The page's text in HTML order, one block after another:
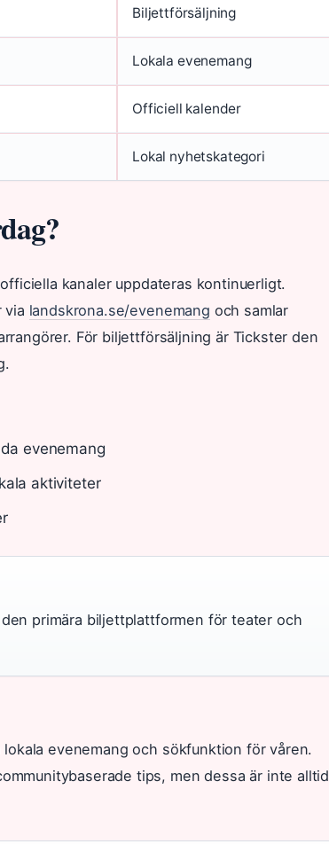
Biljettförsäljning
Lokala evenemang
Officiell kalender
Lokal nyhetskategori
kanaler uppdateras kontinuerligt.
via landskrona.se/evenemang och samlar
För biljettförsäljning är Tickster den
evenemang
aktiviteter
primära biljettplattformen för teater och
evenemang och sökfunktion för våren.
tips, men dessa är inte alltid